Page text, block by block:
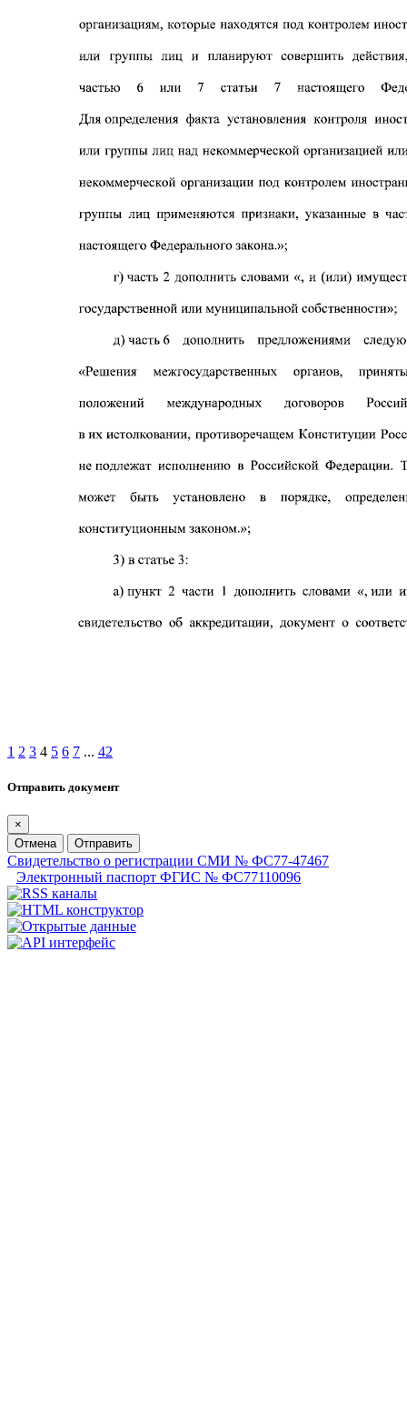
1 2 3 4 5 6 7 ... 42
Отправить документ
×
Отмена
Отправить
Свидетельство о регистрации СМИ № ФС77-47467
Электронный паспорт ФГИС № ФС77110096